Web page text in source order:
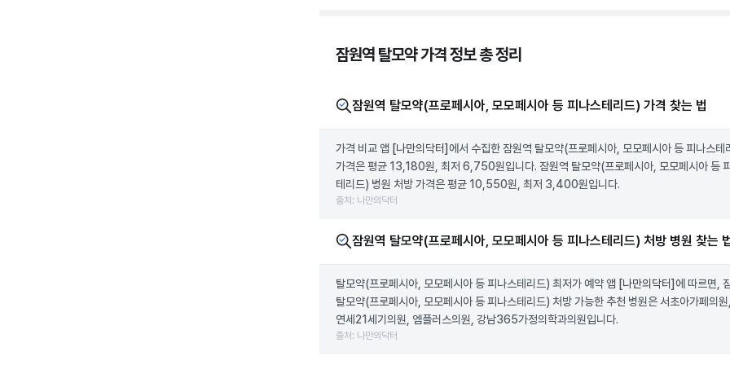
잠원역 탈모약 가격 정보 총 정리
잠원역 탈모약(프로페시아, 모모페시아 등 피나스테리드) 가격 찾는 법
가격 비교 앱 [나만의닥터] 에서 수집한 잠원역 탈모약(프로페시아, 모모페시아 등 피나스테
가격은 평균 13,180원, 최저 6,750원입니다. 잠원역 탈모약(프로페시아, 모모페시아 등
테리드) 병원 처방 가격은 평균 10,550원, 최저 3,400원입니다.
출처: 나만의닥터
잠원역 탈모약(프로페시아, 모모페시아 등 피나스테리드) 처방 병원 찾는
탈모약(프로페시아, 모모페시아 등 피나스테리드) 최저가 예약 앱 [나만의닥터] 에 따르면,
탈모약(프로페시아, 모모페시아 등 피나스테리드) 처방 가능한 추천 병원은 서초아가페의
연세21세기의원, 엠플러스의원, 강남365가정의학과의원입니다.
출처: 나만의닥터